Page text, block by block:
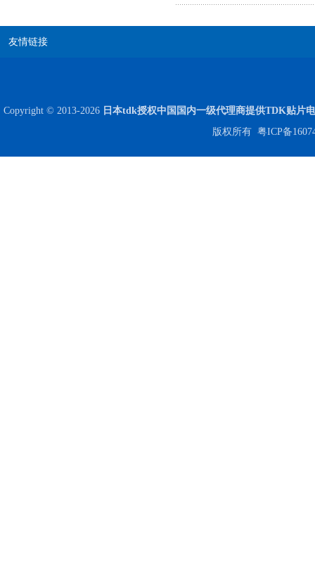
友情链接
Copyright © 2013-2026 日本tdk授权中国国内一级代理商提供TDK贴片
版权所有 粤ICP备